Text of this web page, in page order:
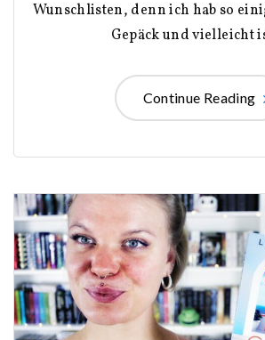
Wunschlisten, denn ich hab so
Gepäck und vielleicht
Continue Reading